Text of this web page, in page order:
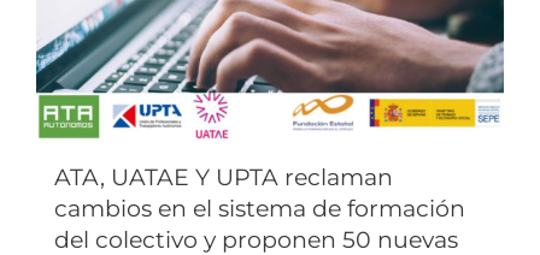
ATA, UATAE Y UPTA reclaman
cambios en el sistema de formación
del colectivo y proponen 50 nuevas